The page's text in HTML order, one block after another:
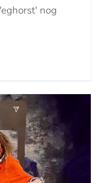
nog